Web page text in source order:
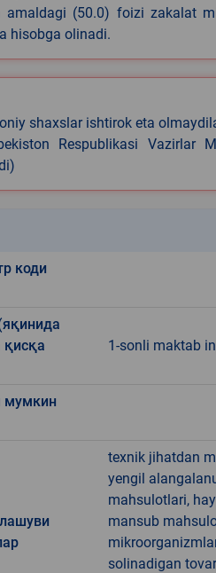
amaldagi (50.0) foizi zakalat
hisobga olinadi.
shaxslar ishtirok eta
Respublikasi Vazirlar
коди
қисқа
1-sonli maktab
мумкин
texnik jihatdan
yengil
mahsulotlari,
mansub
solinadigan